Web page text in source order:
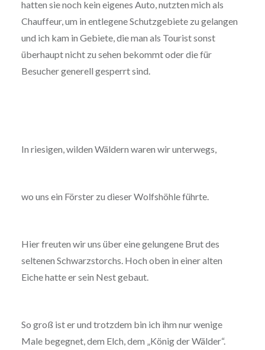
hatten sie noch kein eigenes Auto, nutzten mich als
Chauffeur, um in entlegene Schutzgebiete zu gelangen
und ich kam in Gebiete, die man als Tourist sonst
überhaupt nicht zu sehen bekommt oder die für
Besucher generell gesperrt sind.
In riesigen, wilden Wäldern waren wir unterwegs,
wo uns ein Förster zu dieser Wolfshöhle führte.
Hier freuten wir uns über eine gelungene Brut des
seltenen Schwarzstorchs. Hoch oben in einer alten
Eiche hatte er sein Nest gebaut.
So groß ist er und trotzdem bin ich ihm nur wenige
Male begegnet, dem Elch, dem „König der Wälder“.